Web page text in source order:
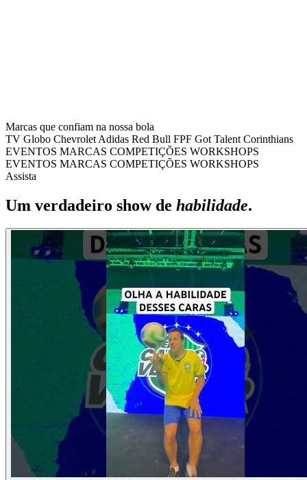
Marcas que confiam na nossa bola
TV Globo Chevrolet Adidas Red Bull FPF Got Talent Corinthians
EVENTOS MARCAS COMPETIÇÕES WORKSHOPS
EVENTOS MARCAS COMPETIÇÕES WORKSHOPS
Assista
Um verdadeiro show de habilidade.